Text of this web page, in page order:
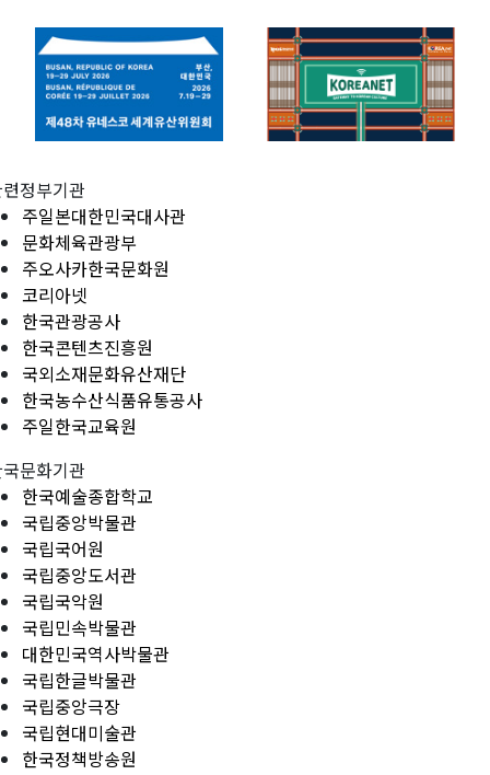
정부기관
주일본대한민국대사관
문화체육관광부
주오사카한국문화원
코리아넷
한국관광공사
한국콘텐츠진흥원
국외소재문화유산재단
한국농수산식품유통공사
주일한국교육원
문화기관
한국예술종합학교
국립중앙박물관
국립국어원
국립중앙도서관
국립국악원
국립민속박물관
대한민국역사박물관
국립한글박물관
국립중앙극장
국립현대미술관
한국정책방송원